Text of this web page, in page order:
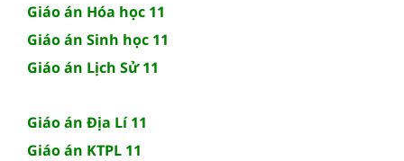
Giáo án Hóa học 11
Giáo án Sinh học 11
Giáo án Lịch Sử 11
Giáo án Địa Lí 11
Giáo án KTPL 11